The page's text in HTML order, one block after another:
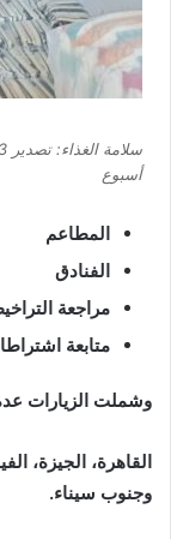
أسبوع
المطاعم
الفنادق
مراجعة
متابعة
وشملت الزيارات
القاهرة، الجيزة،
وجنوب سيناء.